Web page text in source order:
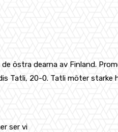
östra dearna av Finland.
Tatli, 20-0. Tatli möter
ser vi